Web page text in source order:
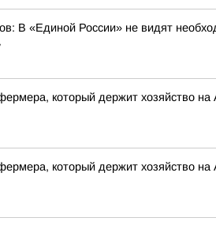
В «Единой России» не видят
который держит хозяйство
который держит хозяйство